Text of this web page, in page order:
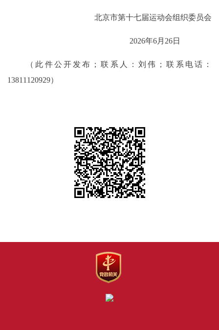
北京市第十七届运动会组织委员会
2026年6月26日
（此件公开发布；联系人：刘伟；联系电话：
13811120929）